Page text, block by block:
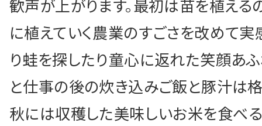
お問い合わせ・
Facebook English
歓声が上がります。最初は苗を植える
に植えていく農業のすごさを改めて実
り蛙を探したり童心に返れた笑顔あ
と仕事の後の炊き込みご飯と豚汁は
秋には収穫した美味しいお米を食べ